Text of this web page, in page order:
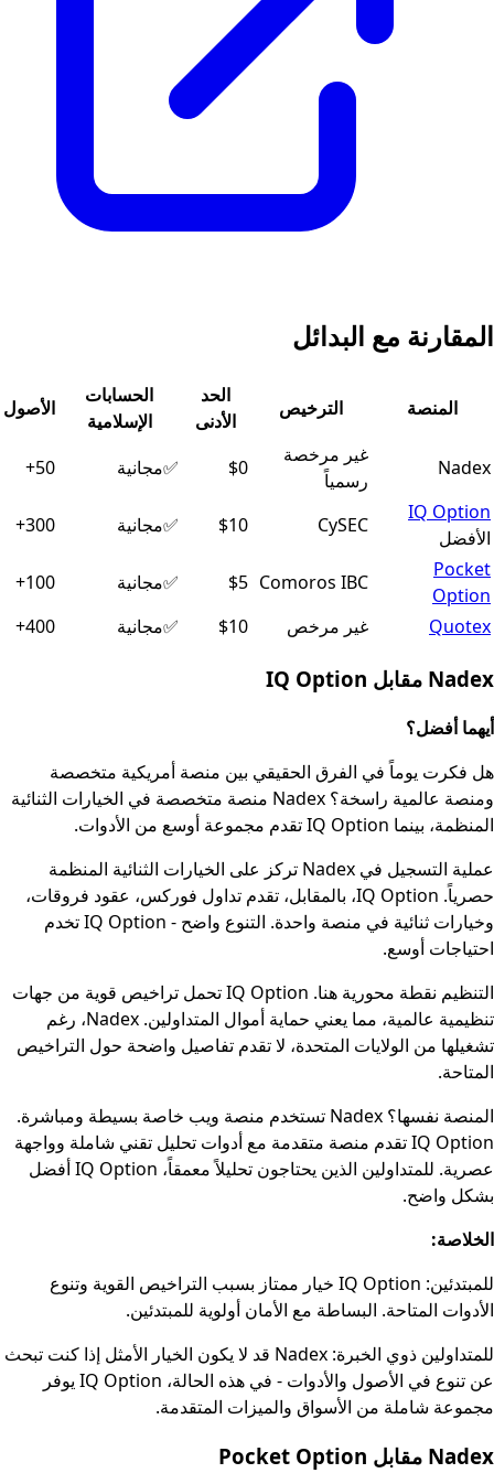
المقارنة مع البدائل
جدول مقارنة بين المنصات
المنصة الترخيص
الحد
الأدنى
الحسابات
الإسلامية
الأصول
Nadex
غير مرخصة
رسمياً
$0
✅مجانية
50+
IQ Option
الأفضل
CySEC
$10
✅مجانية
300+
Pocket
Option
Comoros IBC
$5
✅مجانية
100+
Quotex
غير مرخص $10
✅مجانية 400+
Nadex مقابل IQ Option
أيهما أفضل؟
هل فكرت يوماً في الفرق الحقيقي بين منصة أمريكية متخصصة
ومنصة عالمية راسخة؟ Nadex منصة متخصصة في الخيارات الثنائية
المنظمة، بينما IQ Option تقدم مجموعة أوسع من الأدوات.
عملية التسجيل في Nadex تركز على الخيارات الثنائية المنظمة
حصرياً. IQ Option، بالمقابل، تقدم تداول فوركس، عقود فروقات،
وخيارات ثنائية في منصة واحدة. التنوع واضح - IQ Option تخدم
احتياجات أوسع.
التنظيم نقطة محورية هنا. IQ Option تحمل تراخيص قوية من جهات
تنظيمية عالمية، مما يعني حماية أموال المتداولين. Nadex، رغم
تشغيلها من الولايات المتحدة، لا تقدم تفاصيل واضحة حول التراخيص
المتاحة.
المنصة نفسها؟ Nadex تستخدم منصة ويب خاصة بسيطة ومباشرة.
IQ Option تقدم منصة متقدمة مع أدوات تحليل تقني شاملة وواجهة
عصرية. للمتداولين الذين يحتاجون تحليلاً معمقاً، IQ Option أفضل
بشكل واضح.
الخلاصة:
للمبتدئين: IQ Option خيار ممتاز بسبب التراخيص القوية وتنوع
الأدوات المتاحة. البساطة مع الأمان أولوية للمبتدئين.
للمتداولين ذوي الخبرة: Nadex قد لا يكون الخيار الأمثل إذا كنت تبحث
عن تنوع في الأصول والأدوات - في هذه الحالة، IQ Option يوفر
مجموعة شاملة من الأسواق والميزات المتقدمة.
Nadex مقابل Pocket Option